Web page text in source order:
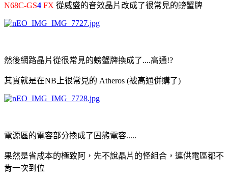
N68C-GS4 FX 從威盛的音效晶片改成了很常見的螃蟹牌
然後網路晶片從很常見的螃蟹牌換成了....高通!?
其實就是在NB上很常見的 Atheros (被高通併購了)
電源區的電容部分換成了固態電容.....
果然是省成本的極致阿，先不說晶片的怪組合，連供電區都不
肯一次到位